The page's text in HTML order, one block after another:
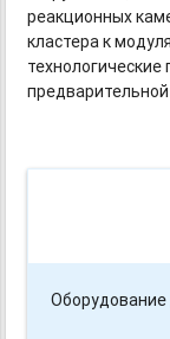
реакционных
кластера к
Оборудование